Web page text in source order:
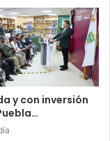
y con inversión